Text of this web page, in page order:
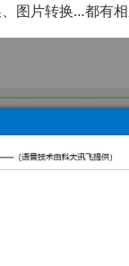
图片转换…都有